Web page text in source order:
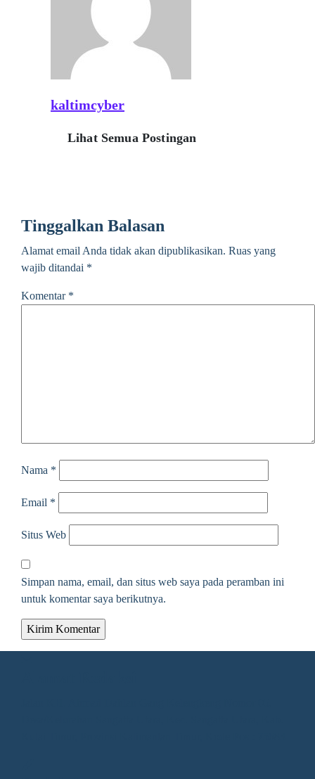
kaltimcyber
Lihat Semua Postingan
Tinggalkan Balasan
Alamat email Anda tidak akan dipublikasikan. Ruas yang
wajib ditandai *
Komentar *
Nama *
Email *
Situs Web
Simpan nama, email, dan situs web saya pada peramban ini
untuk komentar saya berikutnya.